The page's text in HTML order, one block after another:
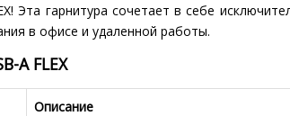
Эта гарнитура сочетает в себе
в офисе и удаленной работы.
A FLEX
Описание